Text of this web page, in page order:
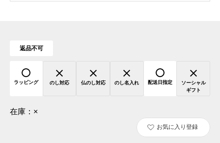
返品不可
ラッピング のし対応 仏のし対応 のし名入れ 配送日指定
ソーシャル
ギフト
在庫： ×
お気に入り登録